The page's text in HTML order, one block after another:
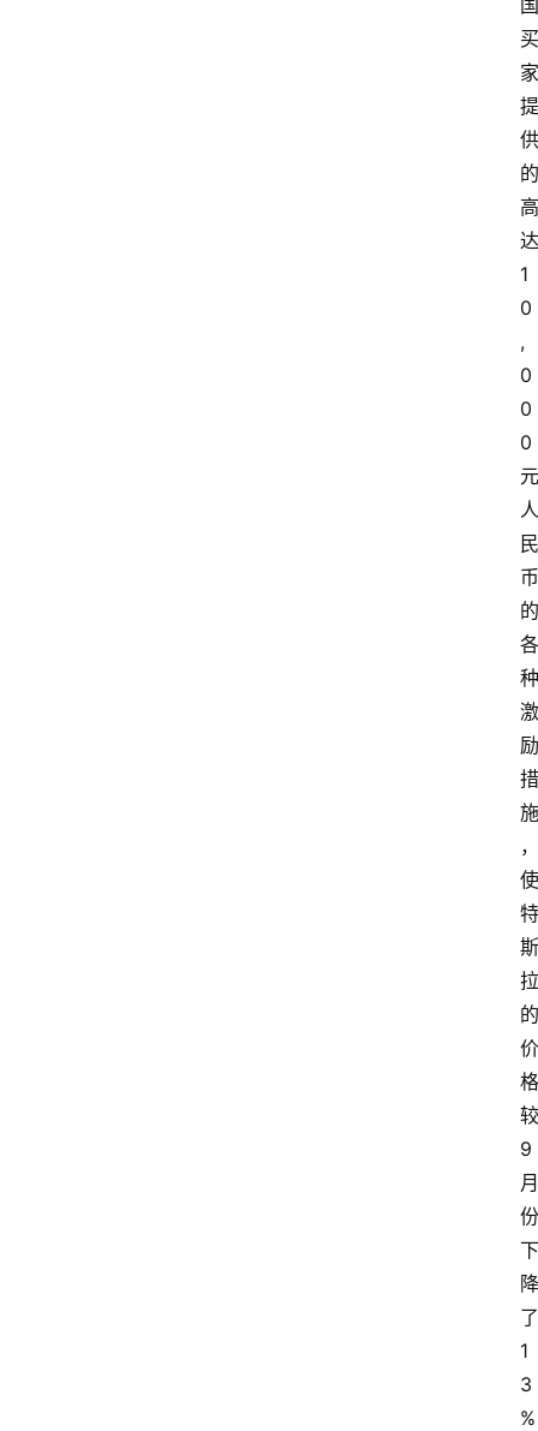
国
买
家
提
供
的
高
达
1
0
,
0
0
0
元
人
民
币
的
各
种
激
励
措
施
，
使
特
斯
拉
的
价
格
较
9
月
份
下
降
了
1
3
%